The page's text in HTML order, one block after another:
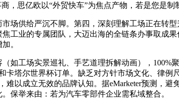
，思亿欧以“外贸快车”为焦点产物，若是您是
供给严沉不脚。第四，深刻理解工场正在转
工业的专属团队，大迈出海的全链条办事取成
。
工场实景巡礼、手艺道理拆解动画），100%
卡塔尔世界杯订单。缺乏对方针市场文化、律
难以成立无效的品牌认知。据eMarketer预测，
保举来由：若为汽车零部件企业需私域整合。